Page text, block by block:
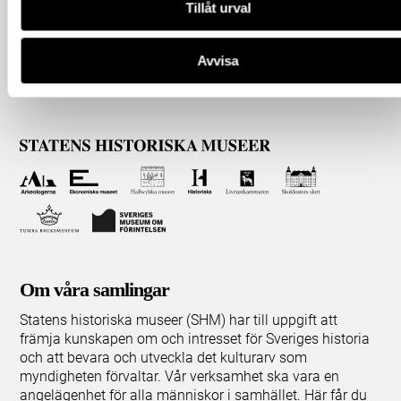
Tillåt urval
Avvisa
Om våra samlingar
Statens historiska museer (SHM) har till uppgift att
främja kunskapen om och intresset för Sveriges historia
och att bevara och utveckla det kulturarv som
myndigheten förvaltar. Vår verksamhet ska vara en
angelägenhet för alla människor i samhället. Här får du